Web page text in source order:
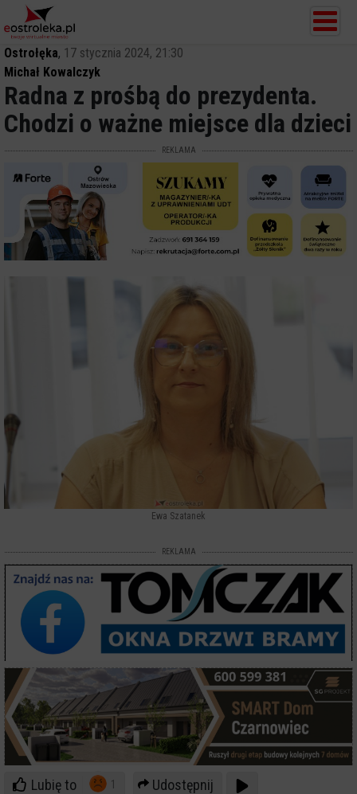
Ostrołęka, 17 stycznia 2024, 21:30
Michał Kowalczyk
Radna z prośbą do prezydenta.
Chodzi o ważne miejsce dla dzieci
REKLAMA
Ewa Szatanek
REKLAMA
Lubię to 1
Udostępnij